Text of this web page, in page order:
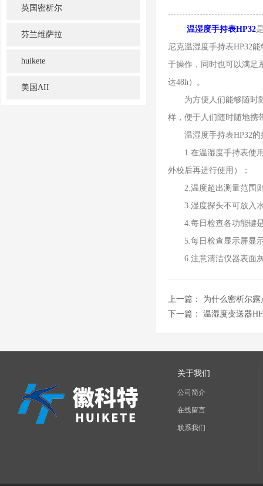
英国密析尔
芬兰维萨拉
huikete
美国AII
温湿度手持表HP32
尼克温湿度手持表HP32
于操作，同时也可以满足
达48h）。
为方便人们能够随时随
样，便于人们随时随地携
温湿度手持表HP32的
1.在温湿度手持表使用
外校后再进行使用）；
2.温度超出测量范围则
3.湿度探头不可放入
4.每日检查各功能键
5.每日检查显示屏显
6.注意清洁仪器表面
上一篇： 为什么密析尔
下一篇： 温湿度变送器
关于我们
公司简介
在线留言
联系我们